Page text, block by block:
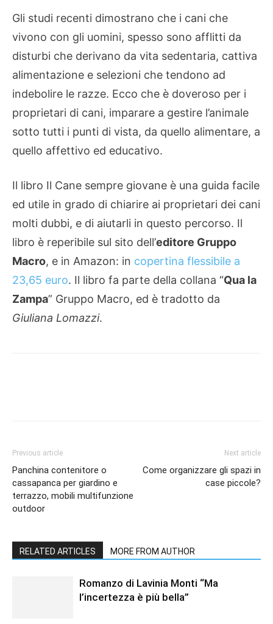
Gli studi recenti dimostrano che i cani che
vivono con gli uomini, spesso sono afflitti da
disturbi che derivano da vita sedentaria, cattiva
alimentazione e selezioni che tendono ad
indebolire le razze. Ecco che è doveroso per i
proprietari di cani, imparare a gestire l’animale
sotto tutti i punti di vista, da quello alimentare, a
quello affettivo ed educativo.
Il libro Il Cane sempre giovane è una guida facile
ed utile in grado di chiarire ai proprietari dei cani
molti dubbi, e di aiutarli in questo percorso. Il
libro è reperibile sul sito dell’editore Gruppo
Macro, e in Amazon: in copertina flessibile a
23,65 euro. Il libro fa parte della collana “Qua la
Zampa” Gruppo Macro, ed è tradotto da
Giuliana Lomazzi.
Previous article
Panchina contenitore o
cassapanca per giardino e
terrazzo, mobili multifunzione
outdoor
Next article
Come organizzare gli spazi in
case piccole?
RELATED ARTICLES MORE FROM AUTHOR
Romanzo di Lavinia Monti “Ma
l’incertezza è più bella”